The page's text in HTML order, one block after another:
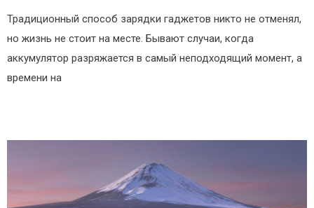
Традиционный способ зарядки гаджетов никто не отменял,
но жизнь не стоит на месте. Бывают случаи, когда
аккумулятор разряжается в самый неподходящий момент, а
времени на